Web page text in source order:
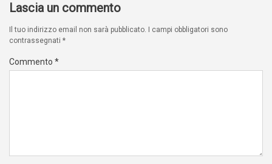
Lascia un commento
Il tuo indirizzo email non sarà pubblicato.
I campi obbligatori sono
contrassegnati *
Commento *